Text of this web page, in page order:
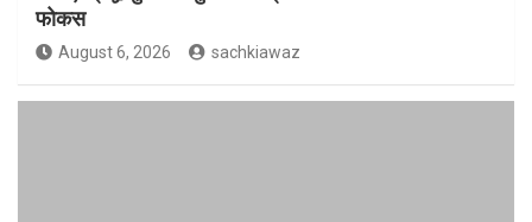
फोकस
August 6, 2026 sachkiawaz